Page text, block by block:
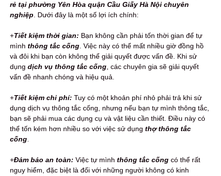
rẻ tại phường Yên Hòa quận Cầu Giấy Hà Nội chuyên
nghiệp. Dưới đây là một số lợi ích chính:
+Tiết kiệm thời gian: Bạn không cần phải tốn thời gian để tự
mình thông tắc cống. Việc này có thể mất nhiều giờ đồng hồ
và đôi khi bạn còn không thể giải quyết được vấn đề. Khi sử
dụng dịch vụ thông tắc cống, các chuyên gia sẽ giải quyết
vấn đề nhanh chóng và hiệu quả.
+Tiết kiệm chi phí: Tuy có một khoản phí nhỏ phải trả khi sử
dụng dịch vụ thông tắc cống, nhưng nếu bạn tự mình thông tắc,
bạn sẽ phải mua các dụng cụ và vật liệu cần thiết. Điều này có
thể tốn kém hơn nhiều so với việc sử dụng thợ thông tắc
cống.
+Đảm bảo an toàn: Việc tự mình thông tắc cống có thể rất
nguy hiểm, đặc biệt là đối với những người không có kinh